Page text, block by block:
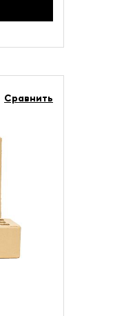
Сравнить